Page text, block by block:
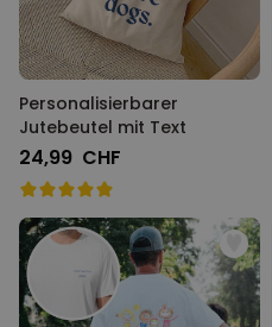
Personalisierbarer
Jutebeutel mit Text
24,99 CHF